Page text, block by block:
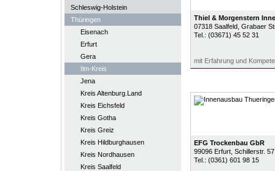
Schleswig-Holstein
Thüringen
Eisenach
Erfurt
Gera
Ilm-Kreis
Jena
Kreis Altenburg.Land
Kreis Eichsfeld
Kreis Gotha
Kreis Greiz
Kreis Hildburghausen
Kreis Nordhausen
Kreis Saalfeld
Thiel & Morgenstern
07318 Saalfeld, Grabaer
Tel.: (03671) 45 52 31
mit Erfahrung und
EFG Trockenbau GbR
99096 Erfurt, Schillerstr. 57
Tel.: (0361) 601 98 15